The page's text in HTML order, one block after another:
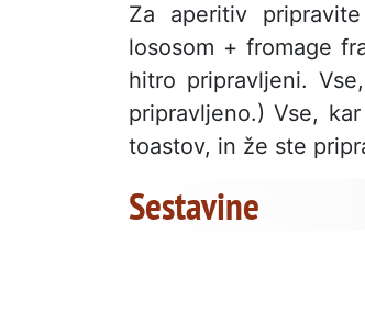
Za aperitiv
lososom + fromage
hitro pripravljeni.
pripravljeno.) Vse,
toastov, in že ste
Sestavine